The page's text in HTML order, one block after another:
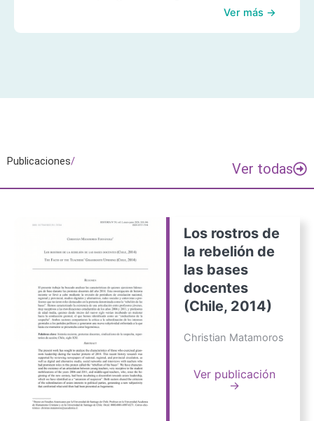
Ver más →
Publicaciones/ Ver todas
Los rostros de
la rebelión de
las bases
docentes
(Chile, 2014)
Christian Matamoros
Ver publicación
→